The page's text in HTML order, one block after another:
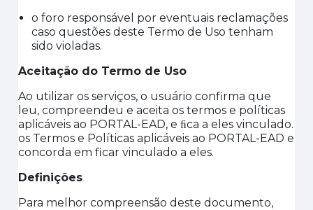
o foro responsável por eventuais reclamações
caso questões deste Termo de Uso tenham
sido violadas.
Aceitação do Termo de Uso
Ao utilizar os serviços, o usuário confirma que
leu, compreendeu e aceita os termos e políticas
aplicáveis ao PORTAL-EAD, e ﬁca a eles vinculado.
os Termos e Políticas aplicáveis ao PORTAL-EAD e
concorda em ficar vinculado a eles.
Definições
Para melhor compreensão deste documento,